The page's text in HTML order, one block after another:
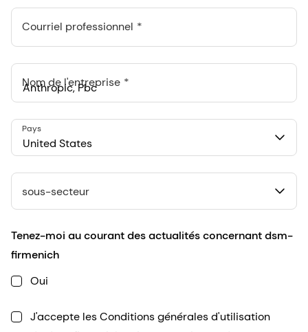
Courriel professionnel
Nom de l'entreprise
548 Market St Pmb 90375, San Francisco, California, US
United States
Pays
sous-secteur
Tenez-moi au courant des actualités concernant dsm-
firmenich
Oui
J'accepte les Conditions générales d'utilisation